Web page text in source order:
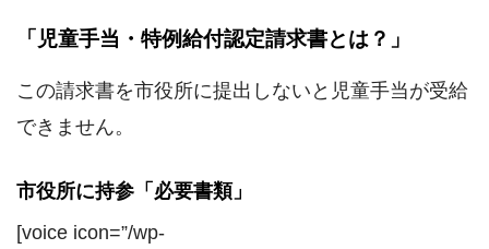
「児童手当・特例給付認定請求書とは？」
この請求書を市役所に提出しないと児童手当が受給
できません。
市役所に持参「必要書類」
[voice icon=”/wp-